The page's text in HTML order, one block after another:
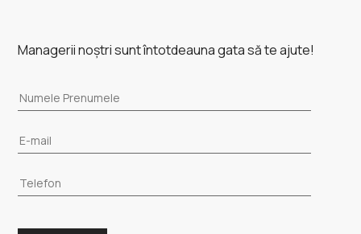
Managerii noștri sunt întotdeauna gata să te ajute!